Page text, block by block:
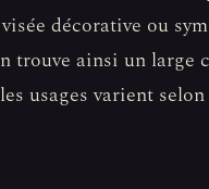
décorative ou
trouve ainsi un large
usages varient selon